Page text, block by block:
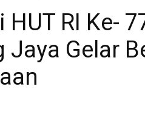
HUT RI Ke-
Jaya Gelar